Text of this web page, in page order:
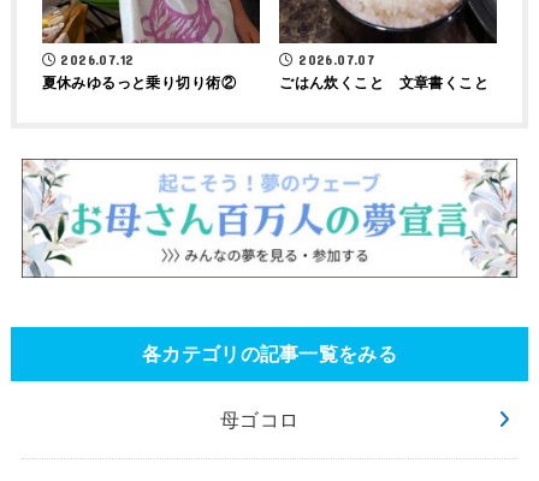
2026.07.12
夏休みゆるっと乗り切り術②
2026.07.07
ごはん炊くこと 文章書くこと
各カテゴリの記事一覧をみる
母ゴコロ